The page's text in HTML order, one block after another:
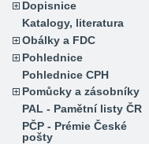
Dopisnice
Katalogy, literatura
Obálky a FDC
Pohlednice
Pohlednice CPH
Pomůcky a zásobníky
PAL - Pamětní listy ČR
PČP - Prémie České
pošty